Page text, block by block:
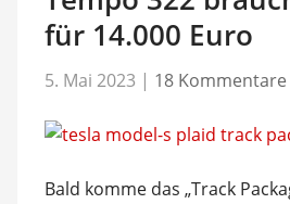
für 14.000 Euro
5. Mai 2023 | 18 Kommentare
Bald komme das „Track